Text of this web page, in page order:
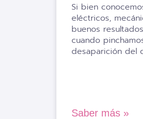
Si bien
eléctricos,
buenos
cuando
desaparición del
Saber más »